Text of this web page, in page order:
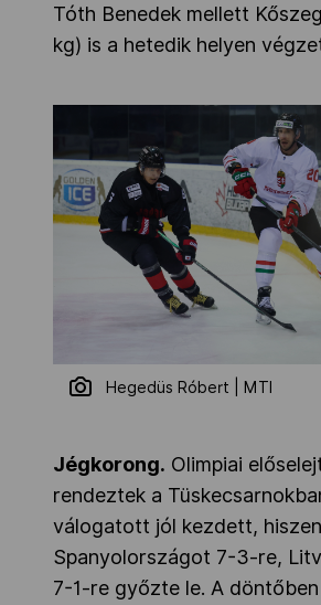
Tóth Benedek mellett
kg) is a hetedik helyen
Hegedüs Róbert | MTI
Jégkorong. Olimpiai
rendeztek a
válogatott jól kezdett, hiszen
Spanyolországot 7-3-re,
7-1-re győzte le. A